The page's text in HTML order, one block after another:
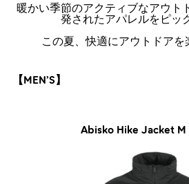
暖かい季節のアクティブなアウト
発されたアパレルをピッ
この夏、快適にアウトドアを
【MEN’S】
Abisko Hike Jacket